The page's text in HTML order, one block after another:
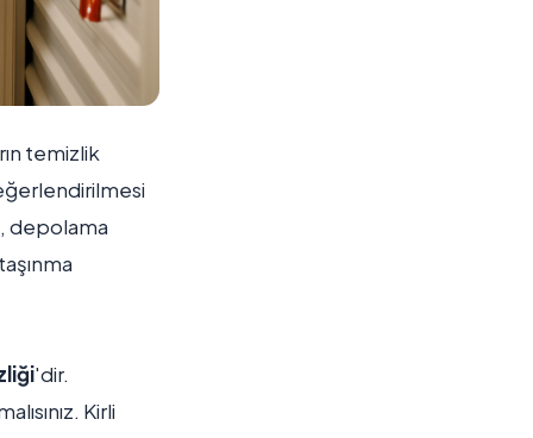
temizlik
depolama
'dir.
Kirli